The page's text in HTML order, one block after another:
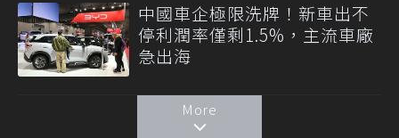
中國車企極限洗牌！新車出不
停利潤率僅剩1.5%，主流車廠
急出海
More